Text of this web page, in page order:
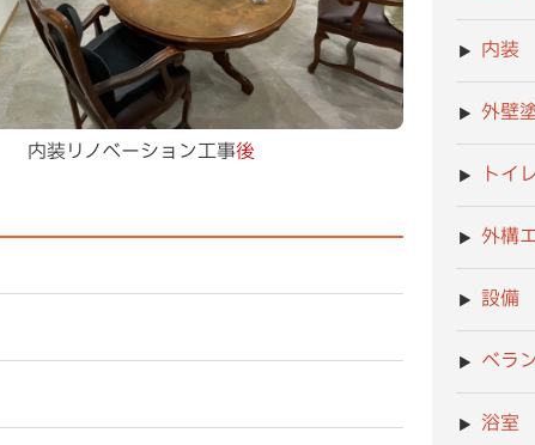
内装リノベーション工事後
内装
外壁
トイレ
外構
設備
ベラ
浴室